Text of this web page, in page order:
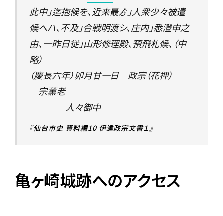
此中」迄抱候を、近来最ゟ」人衆少々被遣
候へハ、不及」合戦明渡シ、庄内」悉澄申之
由、一昨日従」山形修理殿、預飛札候、（中
略）
（慶長六年）卯月甘一日 政宗（花押）
宗薫老
人々御中
『仙台市史 資料編10 伊達政宗文書１』
亀ヶ崎城跡へのアクセス